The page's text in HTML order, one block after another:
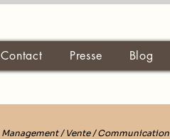
Contact Presse Blog
Management / Vente / Communication